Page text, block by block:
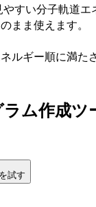
すい分子軌道
まま使えます。
ルギー順に満た
ム作成ツ
試す